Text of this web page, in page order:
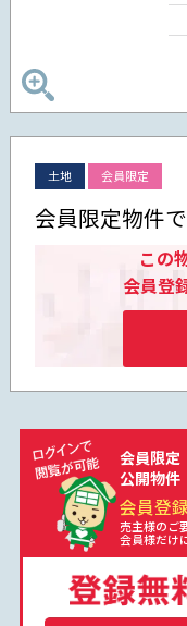
土地 会員限定
会員限定物件
この
会員登
会員限定
公開物件
会員登録
売主様のご
会員様だけ